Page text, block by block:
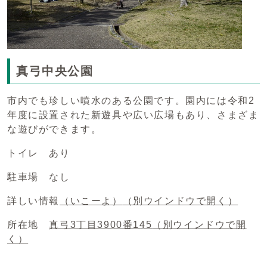
真弓中央公園
市内でも珍しい噴水のある公園です。園内には令和2
年度に設置された新遊具や広い広場もあり、さまざま
な遊びができます。
トイレ あり
駐車場 なし
詳しい情報 （いこーよ） （別ウインドウで開く）
所在地真弓3丁目3900番145 （別ウインドウで開
く）